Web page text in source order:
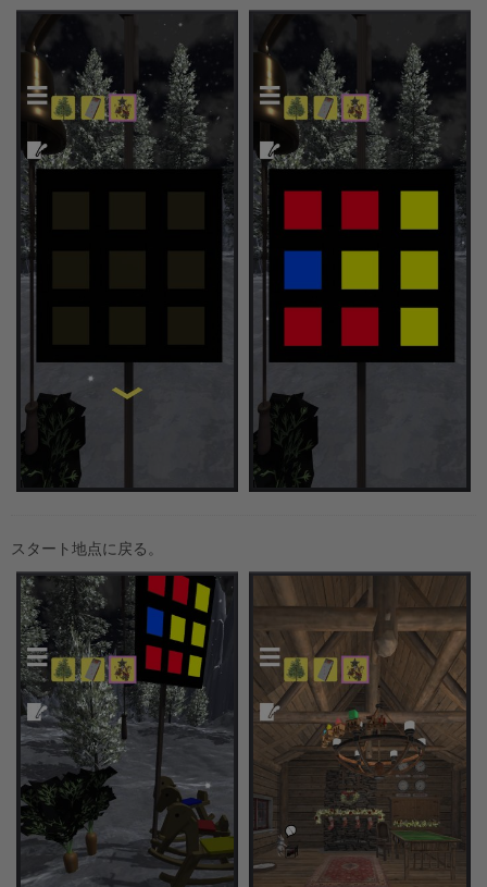
スタート地点に戻る。